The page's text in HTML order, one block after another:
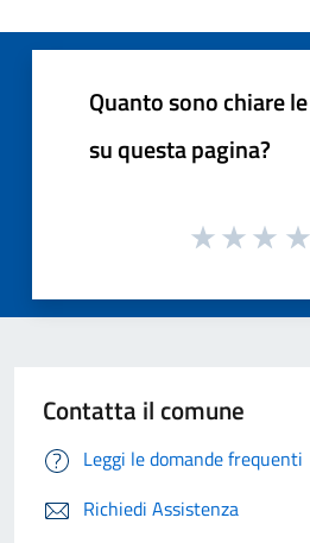
Quanto sono chiare
su questa pagina?
Contatta il comune
Leggi le domande frequenti
Richiedi Assistenza